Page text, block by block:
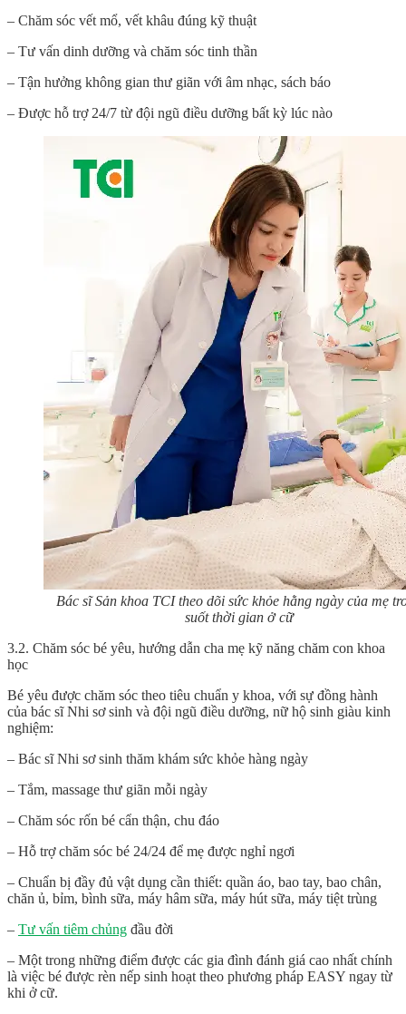
– Chăm sóc vết mổ, vết khâu đúng kỹ thuật
– Tư vấn dinh dưỡng và chăm sóc tinh thần
– Tận hưởng không gian thư giãn với âm nhạc, sách báo
– Được hỗ trợ 24/7 từ đội ngũ điều dưỡng bất kỳ lúc nào
Bác sĩ Sản khoa TCI theo dõi sức khỏe hằng ngày của mẹ
suốt thời gian ở cữ
3.2. Chăm sóc bé yêu, hướng dẫn cha mẹ kỹ năng chăm con khoa
học
Bé yêu được chăm sóc theo tiêu chuẩn y khoa, với sự đồng hành
của bác sĩ Nhi sơ sinh và đội ngũ điều dưỡng, nữ hộ sinh giàu kinh
nghiệm:
– Bác sĩ Nhi sơ sinh thăm khám sức khỏe hàng ngày
– Tắm, massage thư giãn mỗi ngày
– Chăm sóc rốn bé cẩn thận, chu đáo
– Hỗ trợ chăm sóc bé 24/24 để mẹ được nghỉ ngơi
– Chuẩn bị đầy đủ vật dụng cần thiết: quần áo, bao tay, bao chân,
chăn ủ, bỉm, bình sữa, máy hâm sữa, máy hút sữa, máy tiệt trùng
– Tư vấn tiêm chủng đầu đời
– Một trong những điểm được các gia đình đánh giá cao nhất chính
là việc bé được rèn nếp sinh hoạt theo phương pháp EASY ngay từ
khi ở cữ.